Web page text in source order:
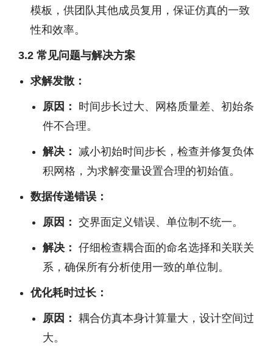
模板，供团队其他成员复用，保证仿真的一致
性和效率。
3.2 常见问题与解决方案
求解发散：
原因：
时间步长过大、网格质量差、初始条
件不合理。
解决： 减小初始时间步长，检查并修复负体
积网格，为求解变量设置合理的初始值。
数据传递错误：
原因： 交界面定义错误、单位制不统一。
解决： 仔细检查耦合面的命名选择和关联关
系，确保所有分析使用一致的单位制。
优化耗时过长：
原因： 耦合仿真本身计算量大，设计空间过
大。